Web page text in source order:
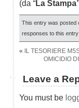
(da “La
This entry was posted
responses to this
«
IL TESORIERE
OMICIDIO
Leave a
You must be